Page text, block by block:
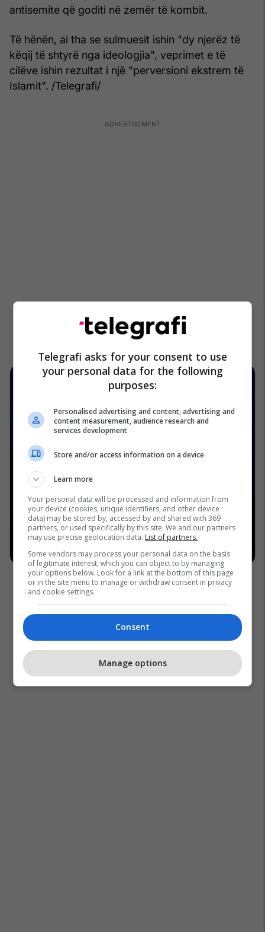
antisemite që goditi në zemër të kombit.
Të hënën, ai tha se sulmuesit ishin "dy njerëz të
këqij të shtyrë nga ideologjia", veprimet e të
cilëve ishin rezultat i një "perversioni ekstrem të
Islamit". /Telegrafi/
Telegrafi asks for your consent to use
your personal data for the following
purposes:
Personalised advertising and content, advertising and
content measurement, audience research and
services development
Store and/or access information on a device
Learn more
Your personal data will be processed and information from
your device (cookies, unique identifiers, and other device
data) may be stored by, accessed by and shared with 369
partners, or used specifically by this site. We and our partners
may use precise geolocation data. List of partners.
Some vendors may process your personal data on the basis
of legitimate interest, which you can object to by managing
your options below. Look for a link at the bottom of this page
or in the site menu to manage or withdraw consent in privacy
and cookie settings.
Consent
Manage options